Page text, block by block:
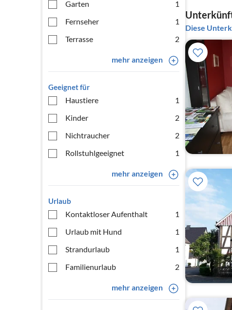
Garten
1
Fernseher
1
Terrasse
2
mehr anzeigen
Geeignet für
Haustiere
1
Kinder
2
Nichtraucher
2
Rollstuhlgeeignet
1
mehr anzeigen
Urlaub
Kontaktloser Aufenthalt
1
Urlaub mit Hund
1
Strandurlaub
1
Familienurlaub
2
mehr anzeigen
Diese